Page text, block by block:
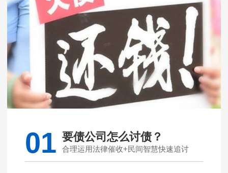
01 要债公司怎么讨债？
合理运用法律催收+民间智慧快速追讨